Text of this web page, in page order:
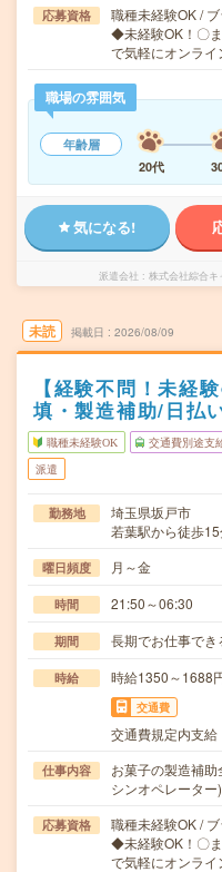
応募資格
職種未経験OK /
◆未経験OK！〇
で気軽にオンラ
職場の雰囲気
年齢層
20代
気になる!
派遣会社 株式会社綜合
未読 掲載日 2026/08/09
【経験不問！未経
填・製造補助/日払
職種未経験OK 交通費別途支
派遣
勤務地
埼玉県坂戸市
若葉駅から徒歩
曜日頻度 月～金
時間 21:50～06:30
期間 長期でお仕事でき
時給 時給1350～1688
交通費
交通費規定内支給
仕事内容
お菓子の製造補
シンオペレータ
応募資格
職種未経験OK /
◆未経験OK！〇
で気軽にオンラ